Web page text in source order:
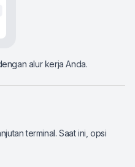
alur kerja Anda.
terminal. Saat ini, opsi